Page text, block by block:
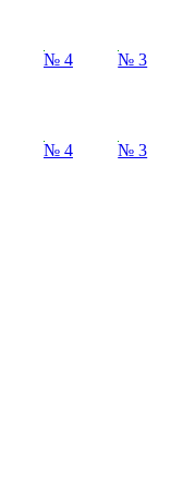
№ 4 № 3
№ 4 № 3